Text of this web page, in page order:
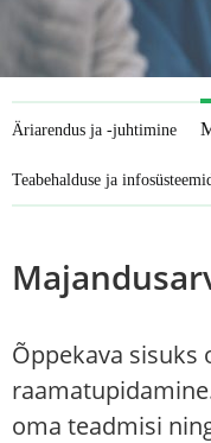
Äriarendus ja -juhtimine
Teabehalduse ja
Õppekava sisuks
oma teadmisi